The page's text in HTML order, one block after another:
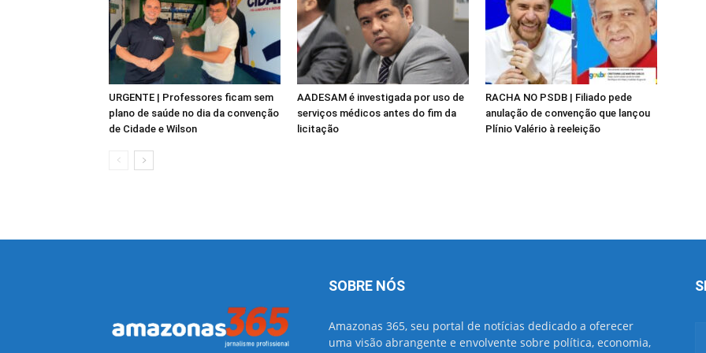
URGENTE | Professores ficam sem
plano de saúde no dia da convenção
de Cidade e Wilson
AADESAM é investigada por uso de
serviços médicos antes do fim da
licitação
RACHA NO PSDB | Filiado pede
anulação de convenção que lançou
Plínio Valério à reeleição
SOBRE NÓS
Amazonas 365, seu portal de notícias dedicado a oferecer
uma visão abrangente e envolvente sobre política, economia,